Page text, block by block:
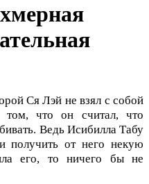
Ся Лэй не взял с собой
том, что он считал, что
Ведь Исибилла Табу
получить от него некую
его, то ничего бы не